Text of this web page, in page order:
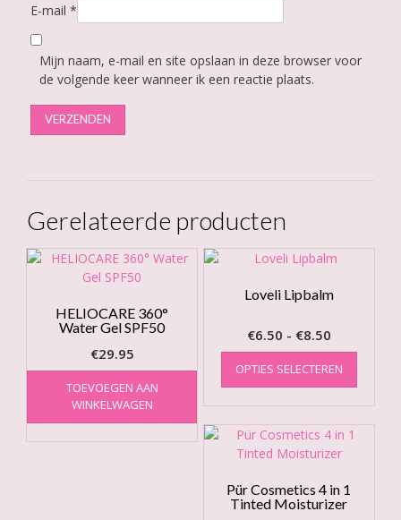
E-mail *
Mijn naam, e-mail en site opslaan in deze browser voor
de volgende keer wanneer ik een reactie plaats.
Gerelateerde producten
HELIOCARE 360°
Water Gel SPF50
€29.95
TOEVOEGEN AAN
WINKELWAGEN
Loveli Lipbalm
€6.50 - €8.50
€6.50
tot
€8.50
OPTIES SELECTEREN
Dit
heeft
Pür Cosmetics 4 in 1
Tinted Moisturizer